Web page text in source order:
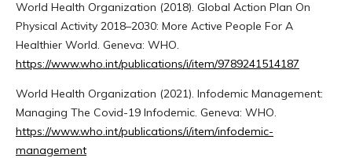
World Health Organization (2018). Global Action Plan On
Physical Activity 2018–2030: More Active People For A
Healthier World. Geneva: WHO.
https://www.who.int/publications/i/item/9789241514187
World Health Organization (2021). Infodemic Management:
Managing The Covid-19 Infodemic. Geneva: WHO.
https://www.who.int/publications/i/item/infodemic-
management